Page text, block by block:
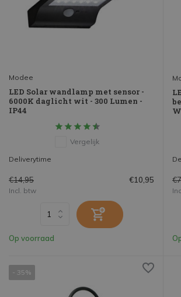
Modee
LED Solar wandlamp met sensor -
6000K daglicht wit - 300 Lumen -
IP44
Vergelijk
Deliverytime
€14,95 €10,95
Incl. btw
Op voorraad
- 35%